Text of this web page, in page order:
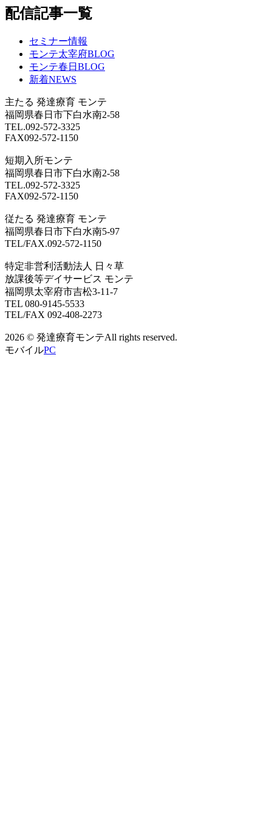
配信記事一覧
セミナー情報
モンテ太宰府BLOG
モンテ春日BLOG
新着NEWS
主たる 発達療育 モンテ
福岡県春日市下白水南2-58
TEL.092-572-3325
FAX092-572-1150
短期入所モンテ
福岡県春日市下白水南2-58
TEL.092-572-3325
FAX092-572-1150
従たる 発達療育 モンテ
福岡県春日市下白水南5-97
TEL/FAX.092-572-1150
特定非営利活動法人 日々草
放課後等デイサービス モンテ
福岡県太宰府市吉松3-11-7
TEL 080-9145-5533
TEL/FAX 092-408-2273
2026 © 発達療育モンテAll rights reserved.
モバイルPC